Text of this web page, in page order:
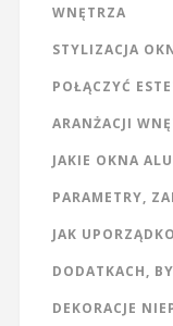
WNĘTRZA
STYLIZACJA
POŁĄCZYĆ
ARANŻACJI
JAKIE OKNA
PARAMETRY,
JAK
DODATKACH,
DEKORACJE